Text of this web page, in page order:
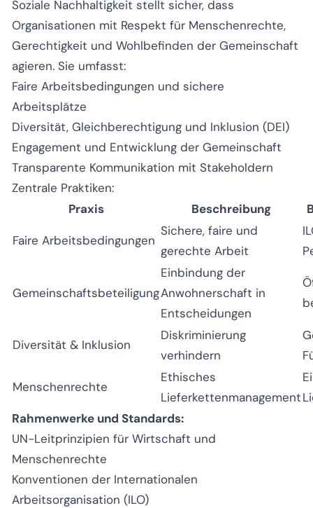
Soziale Nachhaltigkeit stellt sicher, dass
Organisationen mit Respekt für Menschenrechte,
Gerechtigkeit und Wohlbefinden der Gemeinschaft
agieren. Sie umfasst:
Faire Arbeitsbedingungen und sichere
Arbeitsplätze
Diversität, Gleichberechtigung und Inklusion (DEI)
Engagement und Entwicklung der Gemeinschaft
Transparente Kommunikation mit Stakeholdern
Zentrale Praktiken:
Praxis
Beschreibung
Faire Arbeitsbedingungen
Sichere, faire und
gerechte Arbeit
Gemeinschaftsbeteiligung
Einbindung der
Anwohnerschaft in
Entscheidungen
Diversität & Inklusion
Diskriminierung
verhindern
Menschenrechte
Ethisches
Lieferkettenmanagement
Rahmenwerke und Standards:
UN-Leitprinzipien für Wirtschaft und
Menschenrechte
Konventionen der Internationalen
Arbeitsorganisation (ILO)